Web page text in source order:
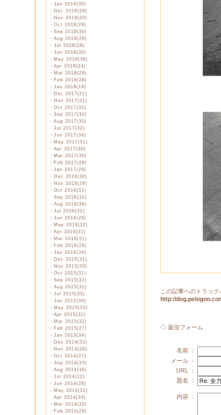
・ Jan 2019(30)
・ Dec 2018(29)
・ Nov 2018(20)
・ Oct 2018(29)
・ Sep 2018(30)
・ Aug 2018(29)
・ Jul 2018(28)
・ Jun 2018(30)
・ May 2018(36)
・ Apr 2018(24)
・ Mar 2018(29)
・ Feb 2018(28)
・ Jan 2018(18)
・ Dec 2017(21)
・ Nov 2017(31)
・ Oct 2017(32)
・ Sep 2017(30)
・ Aug 2017(30)
・ Jul 2017(32)
・ Jun 2017(34)
・ May 2017(31)
・ Apr 2017(30)
・ Mar 2017(30)
・ Feb 2017(28)
・ Jan 2017(28)
・ Dec 2016(30)
・ Nov 2016(29)
・ Oct 2016(31)
・ Sep 2016(32)
・ Aug 2016(36)
・ Jul 2016(31)
・ Jun 2016(26)
・ May 2016(32)
・ Apr 2016(31)
・ Mar 2016(31)
・ Feb 2016(26)
・ Jan 2016(34)
・ Dec 2015(31)
・ Nov 2015(30)
・ Oct 2015(31)
・ Sep 2015(32)
・ Aug 2015(31)
・ Jul 2015(33)
・ Jun 2015(30)
・ May 2015(33)
・ Apr 2015(31)
・ Mar 2015(32)
・ Feb 2015(27)
・ Jan 2015(34)
・ Dec 2014(32)
・ Nov 2014(28)
・ Oct 2014(27)
・ Sep 2014(33)
・ Aug 2014(36)
・ Jul 2014(22)
・ Jun 2014(28)
・ May 2014(32)
・ Apr 2014(34)
・ Mar 2014(32)
・ Feb 2014(28)
この記事へのトラッ
http://
◇ 返信フォーム
名前 ：
メール ：
URL ：
題名 ：
内容 ：